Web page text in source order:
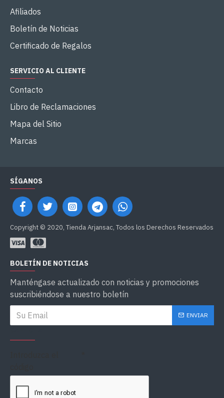
Afiliados
Boletín de Noticias
Certificado de Regalos
SERVICIO AL CLIENTE
Contacto
Libro de Reclamaciones
Mapa del Sitio
Marcas
SÍGANOS
Copyright © 2020, Tienda Arjansac, Todos los Derechos Reservados
BOLETÍN DE NOTICIAS
Manténgase actualizado con noticias y promociones
suscribiéndose a nuestro boletín
ENVIAR